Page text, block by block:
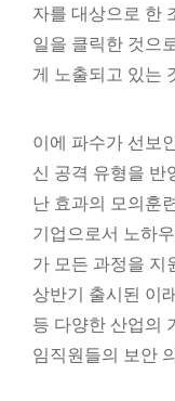
자를 대상으로 한
일을 클릭한 것으
게 노출되고 있는
이에 파수가 선보
신 공격 유형을 반
난 효과의 모의훈
기업으로서 노하
가 모든 과정을 지
상반기 출시된 이
등 다양한 산업의
임직원들의 보안